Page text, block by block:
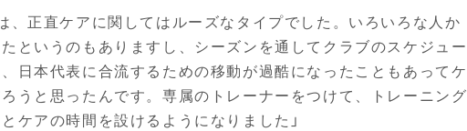
、正直ケアに関してはルーズなタイプでした。いろいろな人か
というのもありますし、シーズンを通してクラブのスケジュー
日本代表に合流するための移動が過酷になったこともあってケ
うと思ったんです。専属のトレーナーをつけて、トレーニング
ケアの時間を設けるようになりました」